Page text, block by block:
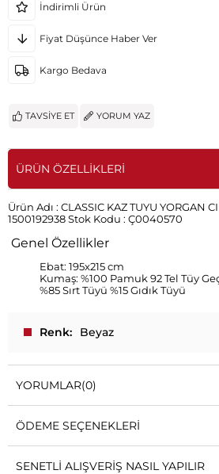
İndirimli Ürün
Fiyat Düşünce Haber Ver
Kargo Bedava
TAVSIYE ET YORUM YAZ
ÜRÜN ÖZELLIKLERI
Ürün Adı : CLASSIC KAZ TUYU YORGAN
1500192938 Stok Kodu : Ç0040570
Genel Özellikler
Ebat: 195x215 cm
Kumaş: %100 Pamuk 92 Tel Tüy
%85 Sırt Tüyü %15 Gıdık Tüyü
Renk Beyaz
YORUMLAR(0)
ÖDEME SEÇENEKLERI
SENETLI ALIŞVERIŞ NASIL YAPILIR